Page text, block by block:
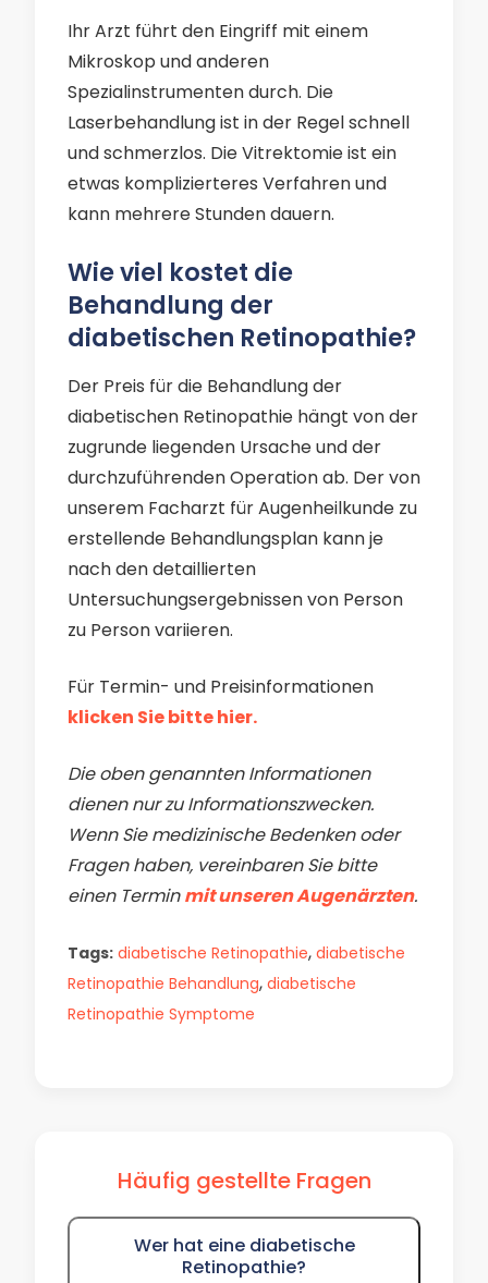
Ihr Arzt führt den Eingriff mit einem
Mikroskop und anderen
Spezialinstrumenten durch. Die
Laserbehandlung ist in der Regel schnell
und schmerzlos. Die Vitrektomie ist ein
etwas komplizierteres Verfahren und
kann mehrere Stunden dauern.
Wie viel kostet die
Behandlung der
diabetischen Retinopathie?
Der Preis für die Behandlung der
diabetischen Retinopathie hängt von der
zugrunde liegenden Ursache und der
durchzuführenden Operation ab. Der von
unserem Facharzt für Augenheilkunde zu
erstellende Behandlungsplan kann je
nach den detaillierten
Untersuchungsergebnissen von Person
zu Person variieren.
Für Termin- und Preisinformationen
klicken Sie bitte hier.
Die oben genannten Informationen
dienen nur zu Informationszwecken.
Wenn Sie medizinische Bedenken oder
Fragen haben, vereinbaren Sie bitte
einen Terminmit unseren Augenärzten.
Tags: diabetische Retinopathie, diabetische
Retinopathie Behandlung, diabetische
Retinopathie Symptome
Häufig gestellte Fragen
Wer hat eine diabetische
Retinopathie?